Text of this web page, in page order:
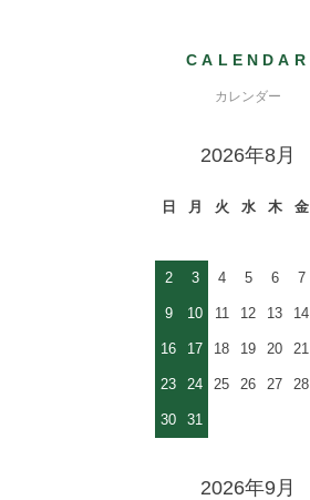
CALENDAR
カレンダー
2026年8月
日 月 火 水 木 金
2 3 4 5 6 7
9 10 11 12 13 14
16 17 18 19 20 21
23 24 25 26 27 28
30 31
2026年9月